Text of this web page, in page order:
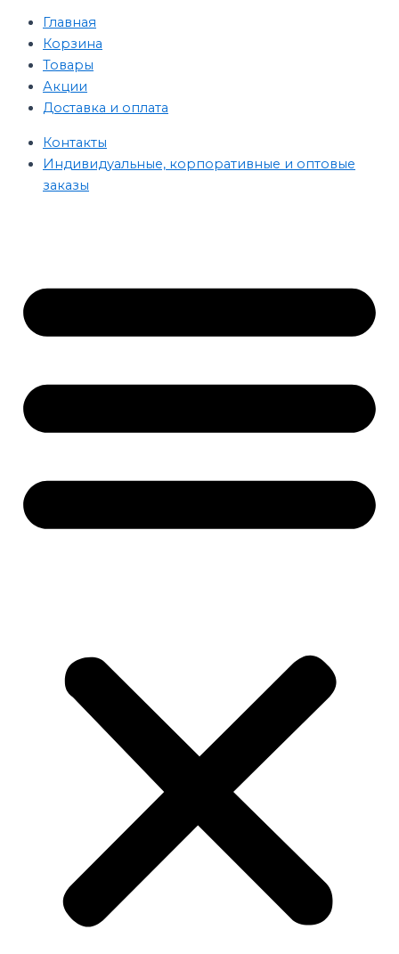
Главная
Корзина
Товары
Акции
Доставка и оплата
Контакты
Индивидуальные, корпоративные и оптовые
заказы